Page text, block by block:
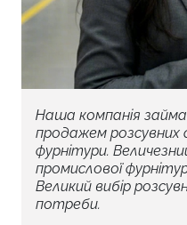
та стійкість до
Наша компанія
продажем розсувних
фурнітури.
промислової
Великий вибір
потреби.